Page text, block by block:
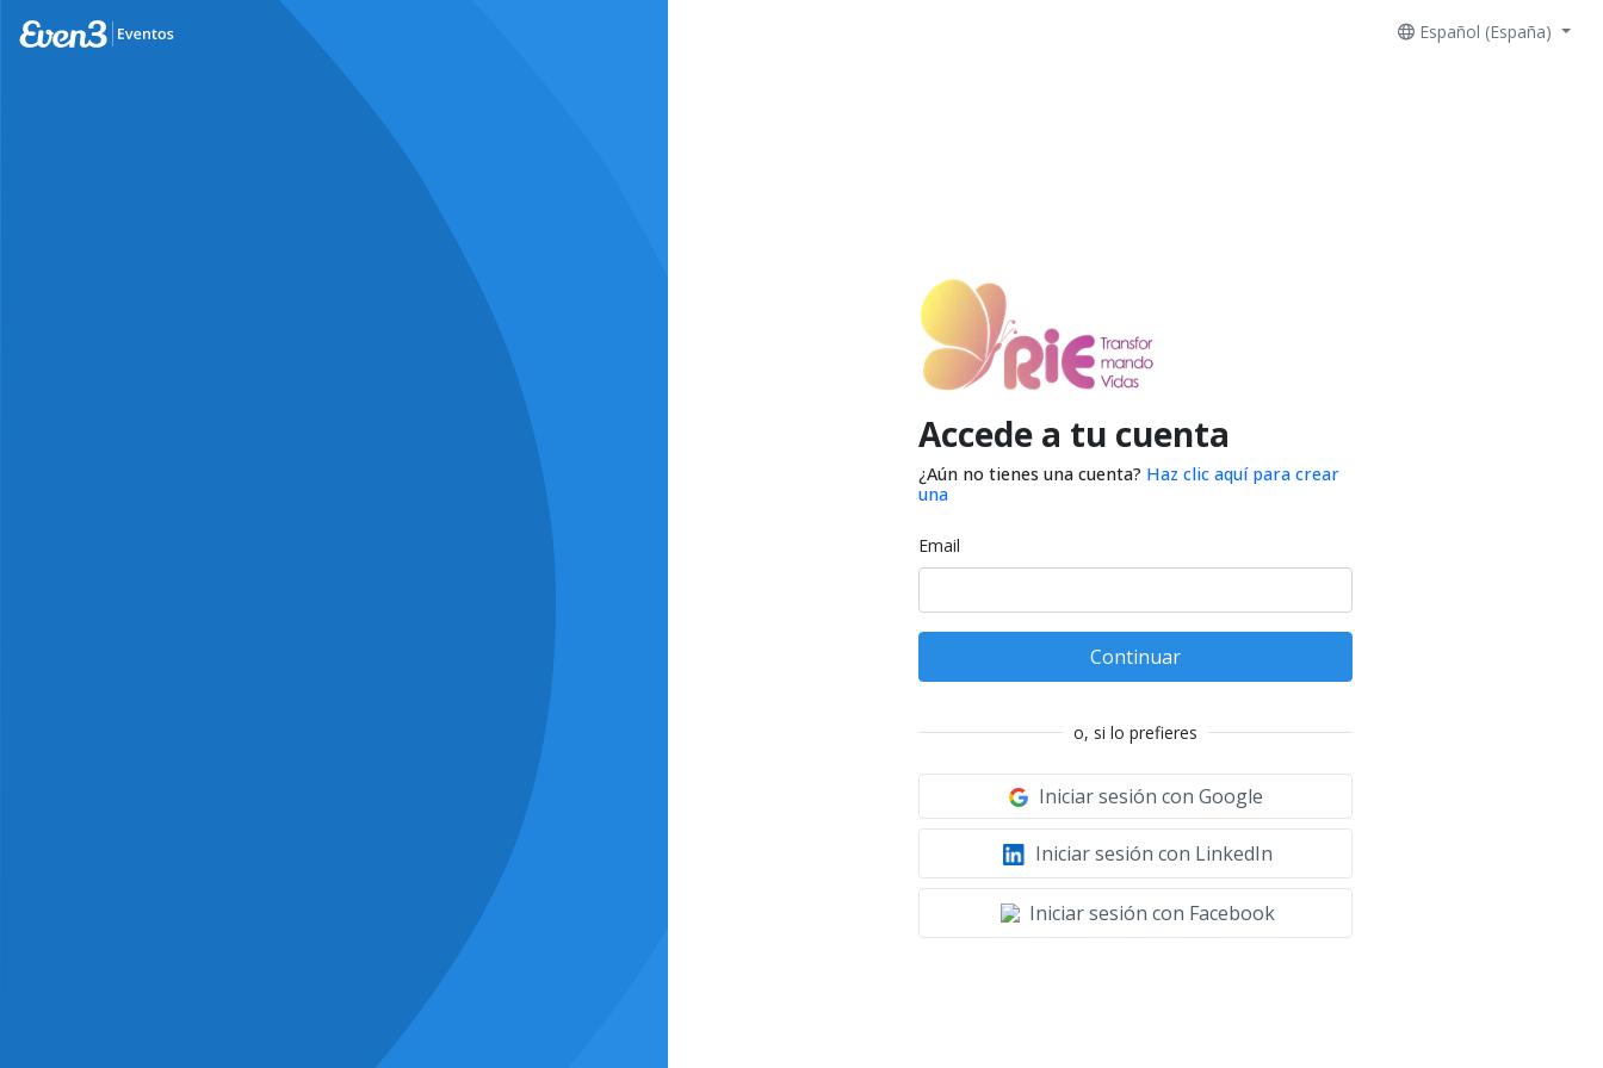
Español (España)
Accede a tu cuenta
¿Aún no tienes una cuenta? Haz clic aquí para crear
una
Email
Continuar
o, si lo prefieres
Iniciar sesión con Google
Iniciar sesión con LinkedIn
Iniciar sesión con Facebook